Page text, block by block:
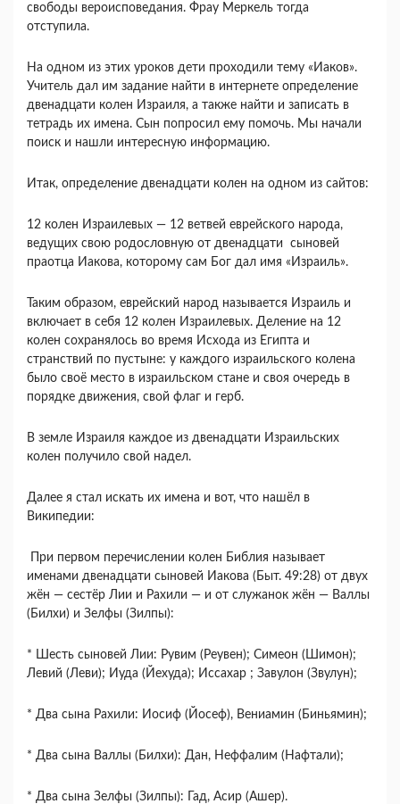
свободы вероисповедания. Фрау Меркель тогда
отступила.
На одном из этих уроков дети проходили тему «Иаков».
Учитель дал им задание найти в интернете определение
двенадцати колен Израиля, а также найти и записать в
тетрадь их имена. Сын попросил ему помочь. Мы начали
поиск и нашли интересную информацию.
Итак, определение двенадцати колен на одном из сайтов:
12 колен Израилевых — 12 ветвей еврейского народа,
ведущих свою родословную от двенадцати сыновей
праотца Иакова, которому сам Бог дал имя «Израиль».
Таким образом, еврейский народ называется Израиль и
включает в себя 12 колен Израилевых. Деление на 12
колен сохранялось во время Исхода из Египта и
странствий по пустыне: у каждого израильского колена
было своё место в израильском стане и своя очередь в
порядке движения, свой флаг и герб.
В земле Израиля каждое из двенадцати Израильских
колен получило свой надел.
Далее я стал искать их имена и вот, что нашёл в
Википедии:
При первом перечислении колен Библия называет
именами двенадцати сыновей Иакова (Быт. 49:28) от двух
жён — сестёр Лии и Рахили — и от служанок жён — Валлы
(Билхи) и Зелфы (Зилпы):
* Шесть сыновей Лии: Рувим (Реувен); Симеон (Шимон);
Левий (Леви); Иуда (Йехуда); Иссахар ; Завулон (Звулун);
* Два сына Рахили: Иосиф (Йосеф), Вениамин (Биньямин);
* Два сына Валлы (Билхи): Дан, Неффалим (Нафтали);
* Два сына Зелфы (Зилпы): Гад, Асир (Ашер).